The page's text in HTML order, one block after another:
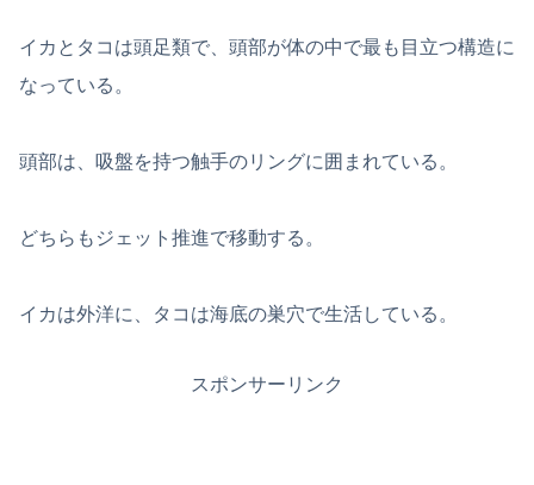
イカとタコは頭足類で、頭部が体の中で最も目立つ構造に
なっている。
頭部は、吸盤を持つ触手のリングに囲まれている。
どちらもジェット推進で移動する。
イカは外洋に、タコは海底の巣穴で生活している。
スポンサーリンク